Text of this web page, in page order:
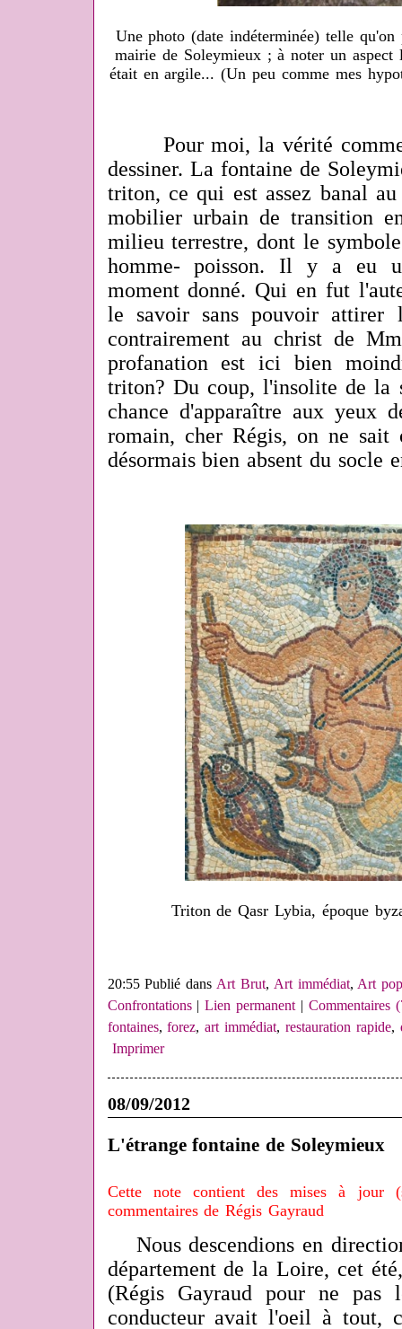
Une photo (date indéterminée) telle
mairie de Soleymieux ; à noter un aspect
était en argile... (Un peu comme mes
Pour moi, la vérité
dessiner. La fontaine de
triton, ce qui est assez banal
mobilier urbain de transition
milieu terrestre, dont le
homme- poisson. Il y a eu
moment donné. Qui en fut
le savoir sans pouvoir attirer
contrairement au christ de
profanation est ici bien
triton? Du coup, l'insolite de la
chance d'apparaître aux yeux
romain, cher Régis, on ne
désormais bien absent du socle
Triton de Qasr Lybia, époque
20:55 Publié dans Art Brut, Art immédiat, Art
Confrontations|Lien permanent | Commentaires
fontaines,forez,art immédiat, restauration rapide,
Imprimer
08/09/2012
L'étrange fontaine de Soleymieux
Cette note contient des mises à jour
commentaires de Régis Gayraud
Nous descendions en
département de la Loire, cet
(Régis Gayraud pour ne
conducteur avait l'oeil à tout,